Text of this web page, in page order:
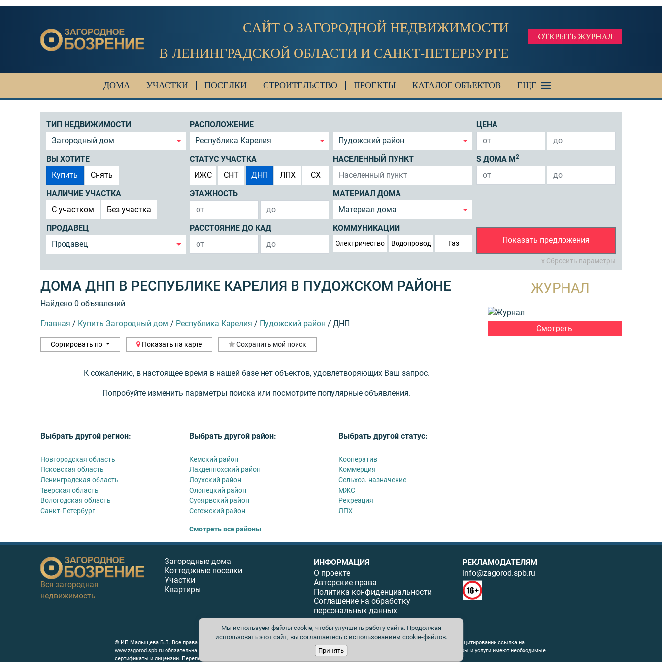
САЙТ О ЗАГОРОДНОЙ НЕДВИЖИМОСТИ
В ЛЕНИНГРАДСКОЙ ОБЛАСТИ И САНКТ-ПЕТЕРБУРГЕ
ДОМА УЧАСТКИ ПОСЕЛКИ СТРОИТЕЛЬСТВО ПРОЕКТЫ КАТАЛОГ ОБЪЕКТОВ ЕЩЕ
ТИП НЕДВИЖИМОСТИ
Загородный дом
РАСПОЛОЖЕНИЕ
Республика Карелия
Пудожский район
ЦЕНА
ВЫ ХОТИТЕ
Купить
Снять
СТАТУС УЧАСТКА
ИЖС
СНТ ДНП ЛПХ СХ
НАСЕЛЕННЫЙ ПУНКТ S ДОМА М 2
НАЛИЧИЕ УЧАСТКА
C участком
Без участка
ЭТАЖНОСТЬ
МАТЕРИАЛ ДОМА
Материал дома
ПРОДАВЕЦ
Продавец
РАССТОЯНИЕ ДО КАД КОММУНИКАЦИИ
Электричество Водопровод Газ Показать предложения
x Сбросить параметры
ДОМА ДНП В РЕСПУБЛИКЕ КАРЕЛИЯ В ПУДОЖСКОМ РАЙОНЕ
Найдено 0 объявлений
Главная / Купить Загородный дом / Республика Карелия / Пудожский район / ДНП
Сортировать по Показать на карте Сохранить мой поиск
К сожалению, в настоящее время в нашей базе нет объектов, удовлетворяющих Ваш запрос.
Попробуйте изменить параметры поиска или посмотрите популярные объявления.
Выбрать другой регион:
Новгородская область
Псковская область
Ленинградская область
Тверская область
Вологодская область
Санкт-Петербург
Выбрать другой район:
Кемский район
Лахденпохский район
Лоухский район
Олонецкий район
Суоярвский район
Сегежский район
Смотреть все районы
Выбрать другой статус:
Кооператив
Коммерция
Сельхоз. назначение
МЖС
Рекреация
ЛПХ
ЖУРНАЛ
Смотреть
Вся загородная
недвижимость
Загородные дома
Коттеджные поселки
Участки
Квартиры
ИНФОРМАЦИЯ
О проекте
Авторские права
Политика конфиденциальности
Соглашение на обработку
персональных данных
РЕКЛАМОДАТЕЛЯМ
info@zagorod.spb.ru
© ИП Малыщева Б.Л. Все права защищены. Перепечатка материалов данного сайта возможна только с письменного разрешения. При цитировании ссылка на
www.zagorod.spb.ru обязательна. Редакция не несет ответственности за содержание рекламных материалов. Все рекламируемые товары и услуги имеют необходимые
сертификаты и лицензии. Перепечатка любых материалов без письменного согласия издателя запрещена.
Мы используем файлы cookie, чтобы улучшить работу сайта. Продолжая
использовать этот сайт, вы соглашаетесь с использованием cookie-файлов.
Принять